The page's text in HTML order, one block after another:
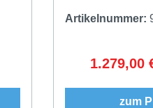
Artikelnummer:
1.279,00
zum